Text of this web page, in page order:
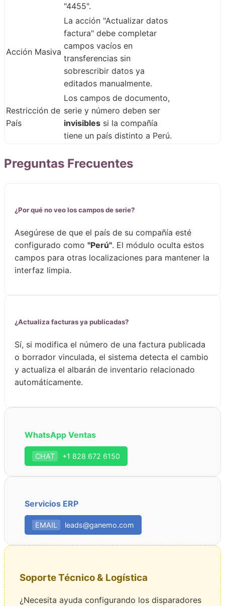
"4455".
Acción Masiva
La acción "Actualizar datos
factura" debe completar
campos vacíos en
transferencias sin
sobrescribir datos ya
editados manualmente.
Restricción de
País
Los campos de documento,
serie y número deben ser
invisibles si la compañía
tiene un país distinto a Perú.
Preguntas Frecuentes
¿Por qué no veo los campos de serie?
Asegúrese de que el país de su compañía esté
configurado como "Perú". El módulo oculta estos
campos para otras localizaciones para mantener la
interfaz limpia.
¿Actualiza facturas ya publicadas?
Sí, si modifica el número de una factura publicada
o borrador vinculada, el sistema detecta el cambio
y actualiza el albarán de inventario relacionado
automáticamente.
WhatsApp Ventas
CHAT +1 828 672 6150
Servicios ERP
EMAIL leads@ganemo.com
Soporte Técnico & Logística
¿Necesita ayuda configurando los disparadores